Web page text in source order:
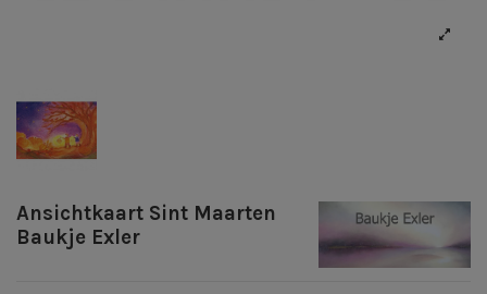
Ansichtkaart Sint Maarten
Baukje Exler